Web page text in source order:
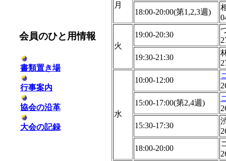
会員のひと用情報
書類置き場
行事案内
協会の沿革
大会の記録
月
18:00-20:00(第1,2,3週)
火
19:00-20:30
19:30-21:30
水
10:00-12:00
15:00-17:00(第2,4週)
15:30-17:30
18:00-20:00